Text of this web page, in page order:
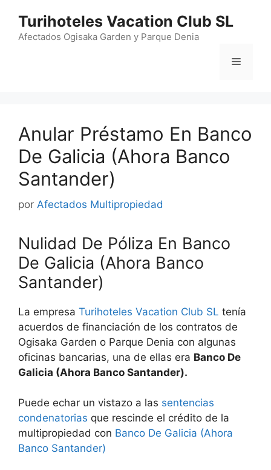
contenido
Turihoteles Vacation Club SL
Afectados Ogisaka Garden y Parque Denia
Menú
Anular Préstamo En Banco
De Galicia (Ahora Banco
Santander)
por Afectados Multipropiedad
Nulidad De Póliza En Banco
De Galicia (Ahora Banco
Santander)
La empresa Turihoteles Vacation Club SL tenía
acuerdos de financiación de los contratos de
Ogisaka Garden o Parque Denia con algunas
oficinas bancarias, una de ellas era Banco De
Galicia (Ahora Banco Santander).
Puede echar un vistazo a las sentencias
condenatorias que rescinde el crédito de la
multipropiedad con Banco De Galicia (Ahora
Banco Santander)